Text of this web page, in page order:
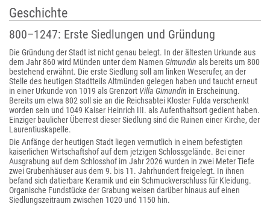
Geschichte
800–1247: Erste Siedlungen und Gründung
Die Gründung der Stadt ist nicht genau belegt. In der ältesten Urkunde aus
dem Jahr 860 wird Münden unter dem Namen Gimundin als bereits um 800
bestehend erwähnt. Die erste Siedlung soll am linken Weserufer, an der
Stelle des heutigen Stadtteils Altmünden gelegen haben und taucht erneut
in einer Urkunde von 1019 als Grenzort Villa Gimundin in Erscheinung.
Bereits um etwa 802 soll sie an die Reichsabtei Kloster Fulda verschenkt
worden sein und 1049 Kaiser Heinrich III. als Aufenthaltsort gedient haben.
Einziger baulicher Überrest dieser Siedlung sind die Ruinen einer Kirche, der
Laurentiuskapelle.
Die Anfänge der heutigen Stadt liegen vermutlich in einem befestigten
kaiserlichen Wirtschaftshof auf dem jetzigen Schlossgelände. Bei einer
Ausgrabung auf dem Schlosshof im Jahr 2026 wurden in zwei Meter Tiefe
zwei Grubenhäuser aus dem 9. bis 11. Jahrhundert freigelegt. In ihnen
befand sich datierbare Keramik und ein Schmuckverschluss für Kleidung.
Organische Fundstücke der Grabung weisen darüber hinaus auf einen
Siedlungszeitraum zwischen 1020 und 1150 hin.